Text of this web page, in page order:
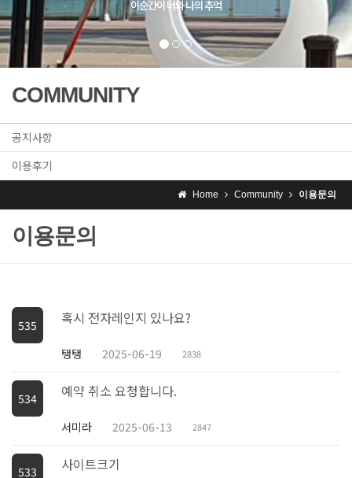
COMMUNITY
공지사항
이용후기
Home Community 이용문의
이용문의
535 혹시 전자레인지 있나요?
탱탱 2025-06-19 2838
534 예약 취소 요청합니다.
서미라 2025-06-13 2847
533 사이트크기